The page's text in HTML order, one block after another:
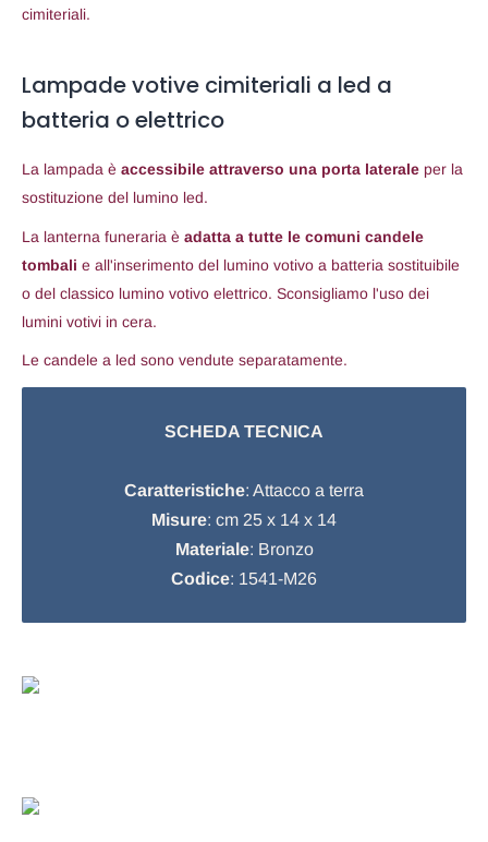
cimiteriali.
Lampade votive cimiteriali a led a
batteria o elettrico
La lampada è accessibile attraverso una porta laterale per la
sostituzione del lumino led.
La lanterna funeraria è adatta a tutte le comuni candele
tombali e all'inserimento del lumino votivo a batteria sostituibile
o del classico lumino votivo elettrico. Sconsigliamo l'uso dei
lumini votivi in cera.
Le candele a led sono vendute separatamente.
SCHEDA TECNICA
Caratteristiche: Attacco a terra
Misure: cm 25 x 14 x 14
Materiale: Bronzo
Codice: 1541-M26